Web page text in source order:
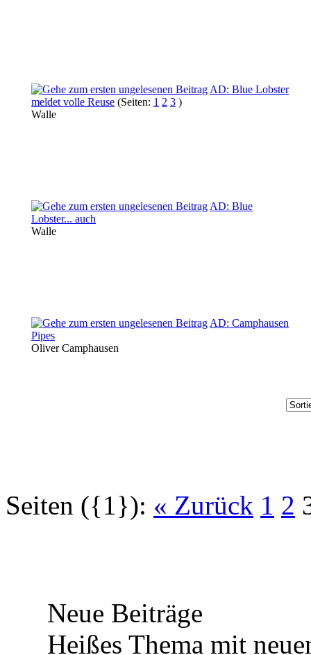
AD: Blue Lobster
meldet volle Reuse (Seiten: 1 2 3 )
Walle
AD: Blue
Lobster... auch
Walle
AD: Camphausen
Pipes
Oliver Camphausen
Seiten ({1}): « Zurück 1 2
Neue Beiträge
Heißes Thema mit